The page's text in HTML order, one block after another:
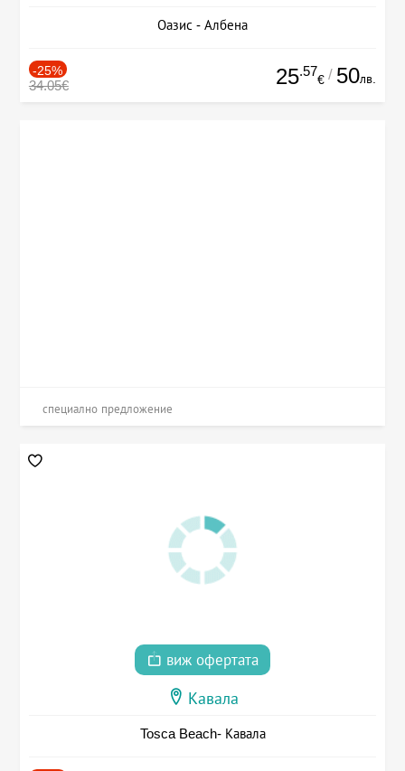
Оазис - Албена
-25%
34.05€ 25.57
€ / 50лв.
специално предложение
виж офертата
Кавала
Tosca Beach- Кавала